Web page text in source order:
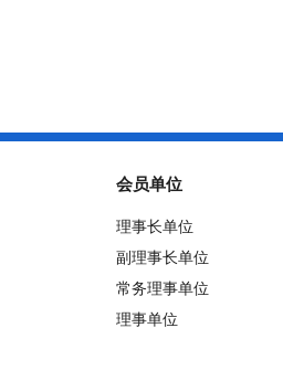
会员单位
理事长单位
副理事长单位
常务理事单位
理事单位